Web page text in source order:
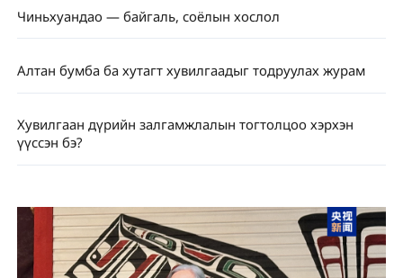
Чиньхуандао — байгаль, соёлын хослол
Алтан бумба ба хутагт хувилгаадыг тодруулах журам
Хувилгаан дүрийн залгамжлалын тогтолцоо хэрхэн
үүссэн бэ?